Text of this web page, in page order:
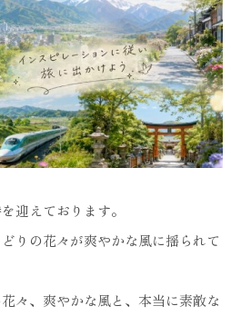
迎えております。
りの花々が爽やかな風に揺られて
々、爽やかな風と、本当に素敵な